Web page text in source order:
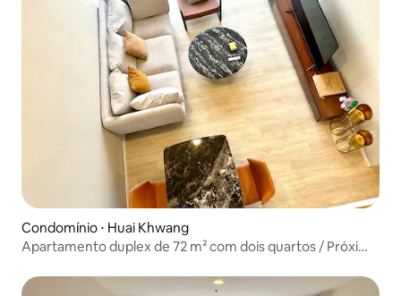
Condomínio ⋅ Huai Khwang
Apartamento duplex de 72 m² com dois quartos / Próximo
C23c